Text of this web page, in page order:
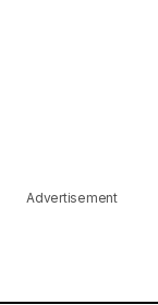
Advertisement